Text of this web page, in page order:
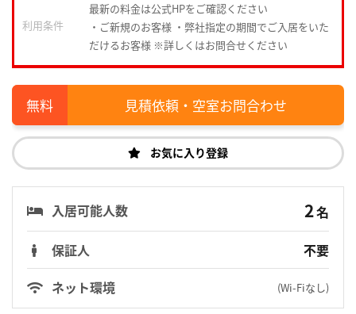
最新の料金は公式HPをご確認ください
利用条件
・ご新規のお客様 ・弊社指定の期間でご入居をいた
だけるお客様 ※詳しくはお問合せください
見積依頼・空室お問合わせ
お気に入り登録
入居可能人数 2名
保証人
不要
ネット環境
(Wi-Fiなし)